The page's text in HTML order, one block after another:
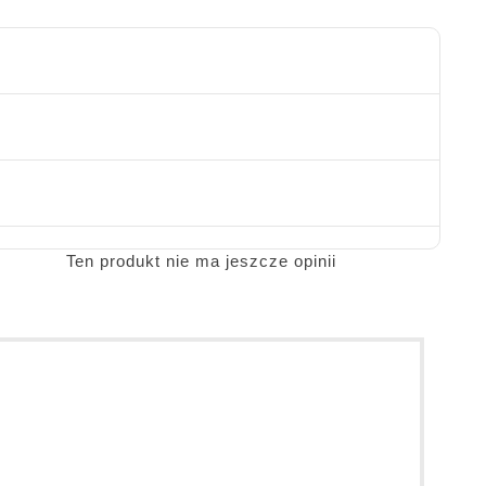
Ten produkt nie ma jeszcze opinii